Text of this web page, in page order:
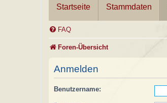
Startseite Stammdaten
FAQ
Foren-Übersicht
Anmelden
Benutzername: